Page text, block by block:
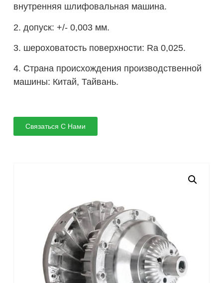
внутренняя шлифовальная машина.
2. допуск: +/- 0,003 мм.
3. шероховатость поверхности: Ra 0,025.
4. Страна происхождения производственной
машины: Китай, Тайвань.
Связаться С Нами